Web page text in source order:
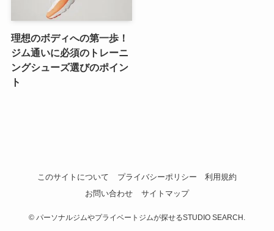
理想のボディへの第一歩！
ジム通いに必須のトレーニ
ングシューズ選びのポイン
ト
このサイトについて プライバシーポリシー
利用規約
お問い合わせ
サイトマップ
© パーソナルジムやプライベートジムが探せるSTUDIO SEARCH.